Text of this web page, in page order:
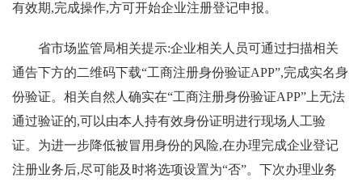
有效期,完成操作,方可开始企业注册登记申报。
省市场监管局相关提示:企业相关人员可通过扫描相关
通告下方的二维码下载“工商注册身份验证APP”,完成实名身
份验证。相关自然人确实在“工商注册身份验证APP”上无法
通过验证的,可以由本人持有效身份证明进行现场人工验
证。为进一步降低被冒用身份的风险,在办理完成企业登记
注册业务后,尽可能及时将选项设置为“否”。下次办理业务